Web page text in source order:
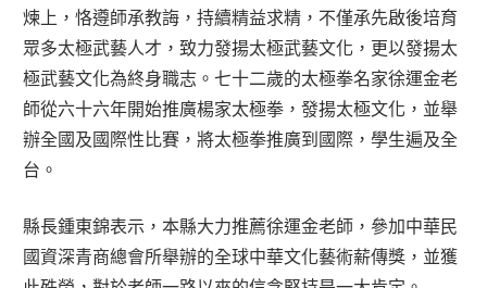
煉上，恪遵師承教誨，持續精益求精，不僅承先啟後培育
眾多太極武藝人才，致力發揚太極武藝文化，更以發揚太
極武藝文化為終身職志。七十二歲的太極拳名家徐運金老
師從六十六年開始推廣楊家太極拳，發揚太極文化，並舉
辦全國及國際性比賽，將太極拳推廣到國際，學生遍及全
台。
縣長鍾東錦表示，本縣大力推薦徐運金老師，參加中華民
國資深青商總會所舉辦的全球中華文化藝術薪傳獎，並獲